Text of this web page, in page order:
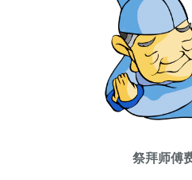
祭拜师傅